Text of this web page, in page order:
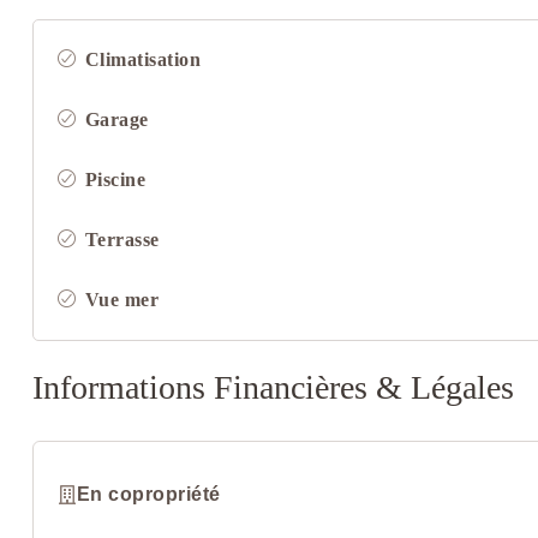
Climatisation
Garage
Piscine
Terrasse
Vue mer
Informations Financières & Légales
En copropriété